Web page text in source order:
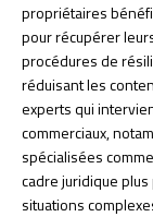
propriétaires
pour récupérer
procédures de
réduisant les
experts qui
commerciaux,
spécialisées comme
cadre juridique
situations